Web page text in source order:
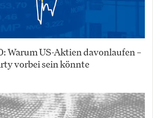
Warum US-Aktien davonlaufen –
vorbei sein könnte